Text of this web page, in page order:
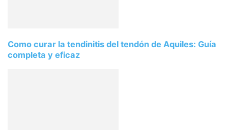
Como curar la tendinitis del tendón de Aquiles: Guía
completa y eficaz